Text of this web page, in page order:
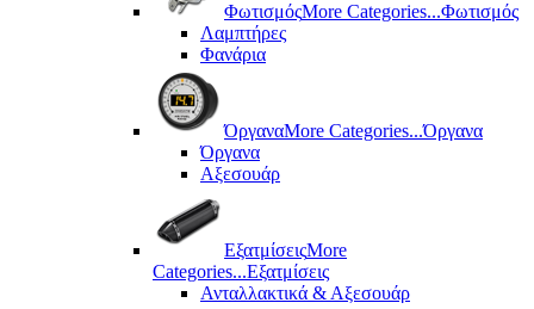
ΦωτισμόςMore Categories...Φωτισμός
Λαμπτήρες
Φανάρια
ΌργαναMore Categories...Όργανα
Όργανα
Αξεσουάρ
ΕξατμίσειςMore
Categories...Εξατμίσεις
Ανταλλακτικά & Αξεσουάρ